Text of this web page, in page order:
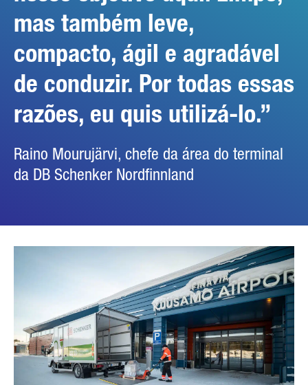
mas também leve,
compacto, ágil e agradável
de conduzir. Por todas essas
razões, eu quis utilizá-lo.
Raino Mourujärvi, chefe da área do terminal
da DB Schenker Nordfinnland